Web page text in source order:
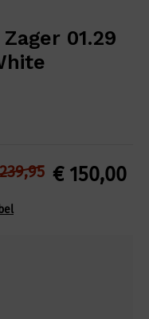
01.29
€150,00